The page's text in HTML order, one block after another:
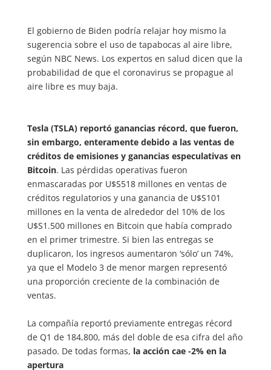
El gobierno de Biden podría relajar hoy mismo la
sugerencia sobre el uso de tapabocas al aire libre,
según NBC News. Los expertos en salud dicen que la
probabilidad de que el coronavirus se propague al
aire libre es muy baja.
Tesla (TSLA) reportó ganancias récord, que fueron,
sin embargo, enteramente debido a las ventas de
créditos de emisiones y ganancias especulativas en
Bitcoin. Las pérdidas operativas fueron
enmascaradas por U$S518 millones en ventas de
créditos regulatorios y una ganancia de U$S101
millones en la venta de alrededor del 10% de los
U$S1.500 millones en Bitcoin que había comprado
en el primer trimestre. Si bien las entregas se
duplicaron, los ingresos aumentaron ‘sólo’ un 74%,
ya que el Modelo 3 de menor margen representó
una proporción creciente de la combinación de
ventas.
La compañía reportó previamente entregas récord
de Q1 de 184,800, más del doble de esa cifra del año
pasado. De todas formas, la acción cae -2% en la
apertura